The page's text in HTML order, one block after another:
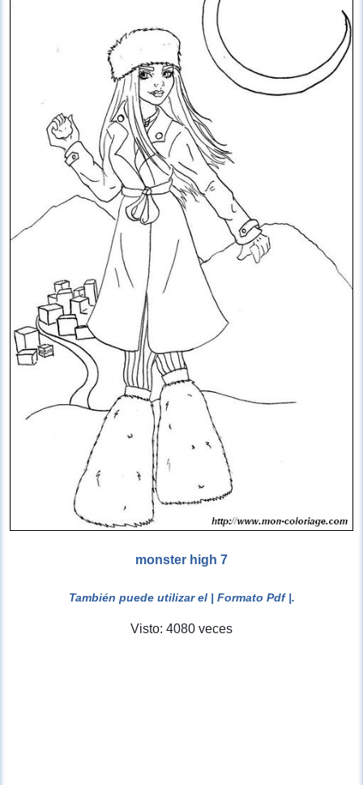
monster high 7
También puede utilizar el | Formato Pdf |.
Visto: 4080 veces